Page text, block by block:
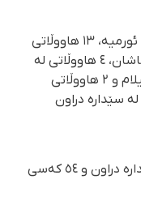
هەروەها، ٢٧ هاووڵاتی خەڵکی پارێزگای ئورمیە، ١٣ هاووڵاتی
خەڵکی لوڕستان، ٧ هاووڵاتی خەڵکی کرماشان، ٤ هاووڵاتی لە
کوردانی خوراسان، ٣ هاووڵاتی خەڵکی ئیلام و ٢ هاووڵاتی
لە سێدارە دراون
دوو ژنی خەڵکی قوچان و ئورمیە لە سێدارە دراون و ٥٤ کەسی